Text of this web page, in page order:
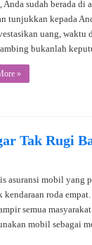
Anda sudah berada di
tunjukkan kepada
uang, waktu
bukanlah
»
Tak Rugi
asuransi mobil yang
kendaraan roda
semua
mobil sebagai